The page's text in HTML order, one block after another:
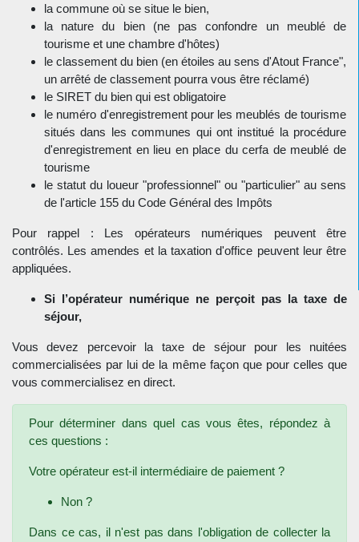
la commune où se situe le bien,
la nature du bien (ne pas confondre un meublé de
tourisme et une chambre d'hôtes)
le classement du bien (en étoiles au sens d'Atout France",
un arrêté de classement pourra vous être réclamé)
le SIRET du bien qui est obligatoire
le numéro d'enregistrement pour les meublés de tourisme
situés dans les communes qui ont institué la procédure
d'enregistrement en lieu en place du cerfa de meublé de
tourisme
le statut du loueur "professionnel" ou "particulier" au sens
de l'article 155 du Code Général des Impôts
Pour rappel : Les opérateurs numériques peuvent être
contrôlés. Les amendes et la taxation d'office peuvent leur être
appliquées.
Si l’opérateur numérique ne perçoit pas la taxe de
séjour,
Vous devez percevoir la taxe de séjour pour les nuitées
commercialisées par lui de la même façon que pour celles que
vous commercialisez en direct.
Pour déterminer dans quel cas vous êtes, répondez à
ces questions :
Votre opérateur est-il intermédiaire de paiement ?
Non ?
Dans ce cas, il n'est pas dans l'obligation de collecter la